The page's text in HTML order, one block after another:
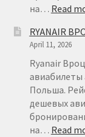
на… Read
RYANAIR
April 11, 2026
Ryanair
авиабилеты
Польша.
дешевых
на… Read